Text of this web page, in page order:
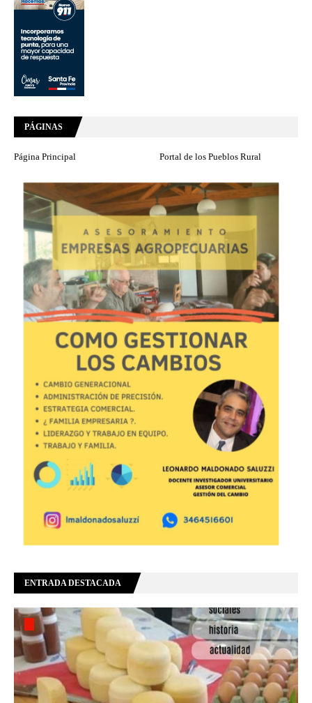
PÁGINAS
Página Principal Portal de los Pueblos Rural
ENTRADA DESTACADA